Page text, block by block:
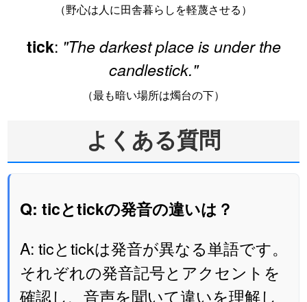
（野心は人に田舎暮らしを軽蔑させる）
tick: "The darkest place is under the
candlestick."
（最も暗い場所は燭台の下）
よくある質問
Q: ticとtickの発音の違いは？
A: ticとtickは発音が異なる単語です。
それぞれの発音記号とアクセントを
確認し、音声を聞いて違いを理解し